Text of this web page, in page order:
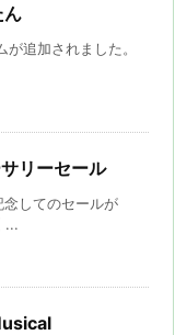
ん
追加されました。
リーセール
してのセールが
...